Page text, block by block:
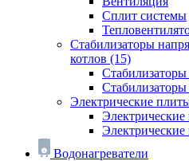
Сплит системы
Стабилизаторы
котлов (15)
Электрические
Водонагреватели